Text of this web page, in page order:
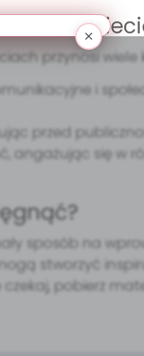
i
przynosi wiele
i
przed
angażując się w
sposób na
stworzyć
pobierz